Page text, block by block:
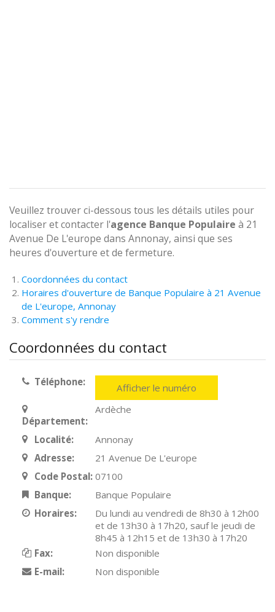
Veuillez trouver ci-dessous tous les détails utiles pour
localiser et contacter l'agence Banque Populaire à 21
Avenue De L'europe dans Annonay, ainsi que ses
heures d'ouverture et de fermeture.
Coordonnées du contact
Horaires d'ouverture de Banque Populaire à 21 Avenue
de L'europe, Annonay
Comment s'y rendre
Coordonnées du contact
Téléphone: Afficher le numéro
Département:
Ardèche
Localité:
Annonay
Adresse:
21 Avenue De L'europe
Code Postal: 07100
Banque:
Banque Populaire
Horaires:
Du lundi au vendredi de 8h30 à 12h00
et de 13h30 à 17h20, sauf le jeudi de
8h45 à 12h15 et de 13h30 à 17h20
Fax:
Non disponible
E-mail:
Non disponible